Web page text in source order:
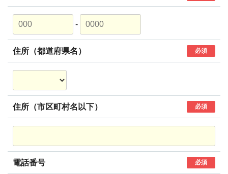
-
住所（都道府県名） 必須
住所（市区町村名以下） 必須
電話番号 必須